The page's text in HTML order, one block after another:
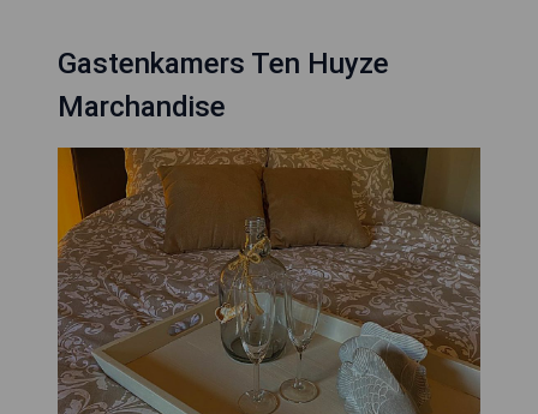
Gastenkamers Ten Huyze
Marchandise